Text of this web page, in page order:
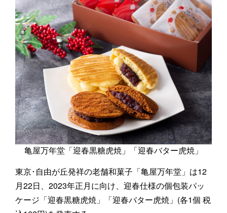
亀屋万年堂「迎春黒糖虎焼」「迎春バター虎焼」
東京･自由が丘発祥の老舗和菓子「亀屋万年堂」は12
月22日、2023年正月に向け、迎春仕様の個包装パッ
ケージ「迎春黒糖虎焼」「迎春バター虎焼」(各1個 税